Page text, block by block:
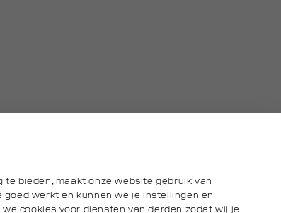
bieden, maakt onze website gebruik van
werkt en kunnen we je instellingen en
cookies voor diensten van derden zodat wij je